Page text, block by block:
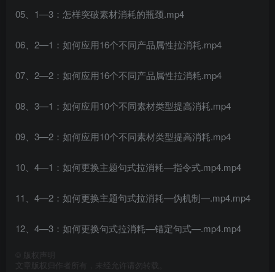
05、1—3：怎样突破素材消耗的瓶颈.mp4
06、2—1：如何应用16个不同产品属性拉消耗.mp4
07、2—2：如何应用16个不同产品属性拉消耗.mp4
08、3—1：如何应用10个不同素材类型提高消耗.mp4
09、3—2：如何应用10个不同素材类型提高消耗.mp4
10、4—1：如何更换主题句式拉消耗—指令式.mp4.mp4
11、4—2：如何更换主题句式拉消耗—伪机制—.mp4.mp4
12、4—3：如何更换句式拉消耗—锚定句式—.mp4.mp4
版权声明
文章版权归作者所有，未经允许请勿转载。